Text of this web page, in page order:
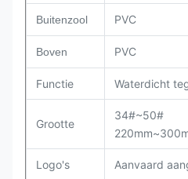
Buitenzool PVC
Boven PVC
Functie Waterdicht
Grootte
34#~50#
Logo's Aanvaard